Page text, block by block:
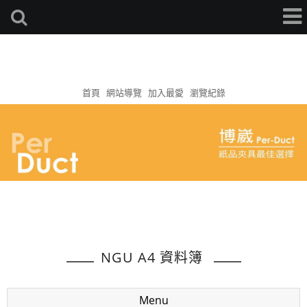
首頁 網站導覽 加入最愛 瀏覽紀錄
NGU A4 資料簿
Menu